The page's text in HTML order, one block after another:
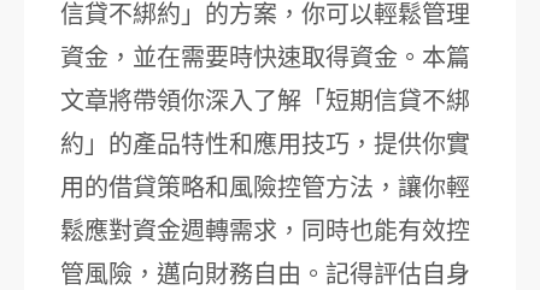
信貸不綁約」的方案，你可以輕鬆管理
資金，並在需要時快速取得資金。本篇
文章將帶領你深入了解「短期信貸不綁
約」的產品特性和應用技巧，提供你實
用的借貸策略和風險控管方法，讓你輕
鬆應對資金週轉需求，同時也能有效控
管風險，邁向財務自由。記得評估自身